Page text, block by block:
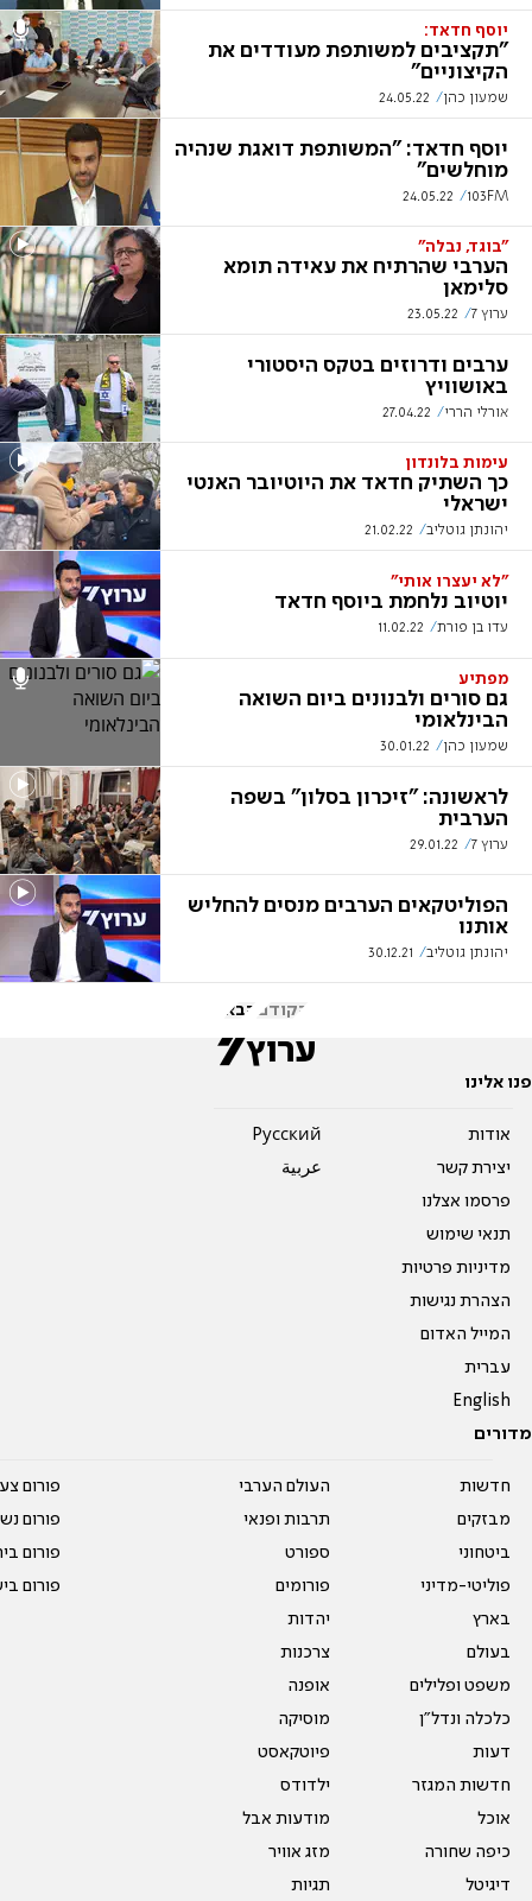
יוסף חדאד:
"תקציבים למשותפת מעודדים את
הקיצוניים"
שמעון כהן 24.05.22
יוסף חדאד: "המשותפת דואגת שנהיה
מוחלשים"
103FM
24.05.22
"בוגד, נבלה"
הערבי שהרתיח את עאידה תומא
סלימאן
ערוץ 7 23.05.22
ערבים ודרוזים בטקס היסטורי
באושוויץ
אורלי הררי 27.04.22
עימות בלונדון
כך השתיק חדאד את היוטיובר האנטי
ישראלי
יהונתן גוטליב 21.02.22
"לא יעצרו אותי"
יוטיוב נלחמת ביוסף חדאד
עדו בן פורת 11.02.22
מפתיע
גם סורים ולבנונים ביום השואה
הבינלאומי
שמעון כהן 30.01.22
לראשונה: "זיכרון בסלון" בשפה
הערבית
ערוץ 7 29.01.22
הפוליטקאים הערבים מנסים להחליש
אותנו
יהונתן גוטליב 30.12.21
הקודם הבא
פנו אלינו
אודות
יצירת קשר
פרסמו אצלנו
תנאי שימוש
מדיניות פרטיות
הצהרת נגישות
המייל האדום
עברית
English
Pусский
عربية
מדורים
חדשות
מבזקים
ביטחוני
פוליטי-מדיני
בארץ
בעולם
משפט ופלילים
כלכלה ונדל"ן
דעות
חדשות המגזר
אוכל
כיפה שחורה
דיגיטל
העולם הערבי
תרבות ופנאי
ספורט
פורומים
יהדות
צרכנות
אופנה
מוסיקה
פיוטקאסט
ילדודס
מודעות אבל
מזג אוויר
תגיות
פורום
פורום
פורום
פורום